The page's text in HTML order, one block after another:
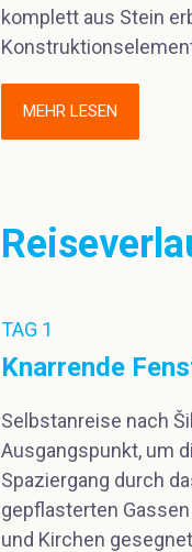
komplett aus Stein
MEHR LESEN
TAG 1
Knarrende
Selbstanreise nach
Ausgangspunkt, um
Spaziergang durch
gepflasterten
und Kirchen